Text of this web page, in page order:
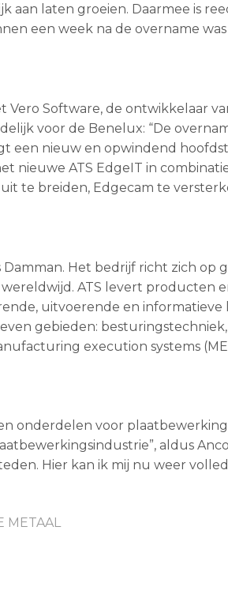
aan laten groeien. Daarmee is
een week na de overname was
Software, de ontwikkelaar
voor de Benelux: “De
een nieuw en opwindend
nieuwe ATS EdgeIT in
te breiden, Edgecam te
Damman. Het bedrijf richt zich op
ATS levert producten
uitvoerende en informatieve
gebieden: besturingstechniek,
execution systems
onderdelen voor
aldus Anco
Hier kan ik mij nu weer
METAAL